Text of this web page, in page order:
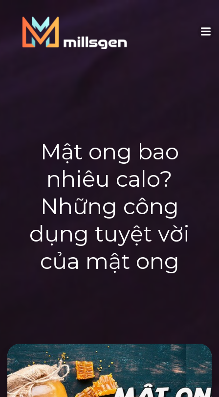
Mật ong bao
nhiêu calo?
Những công
dụng tuyệt vời
của mật ong